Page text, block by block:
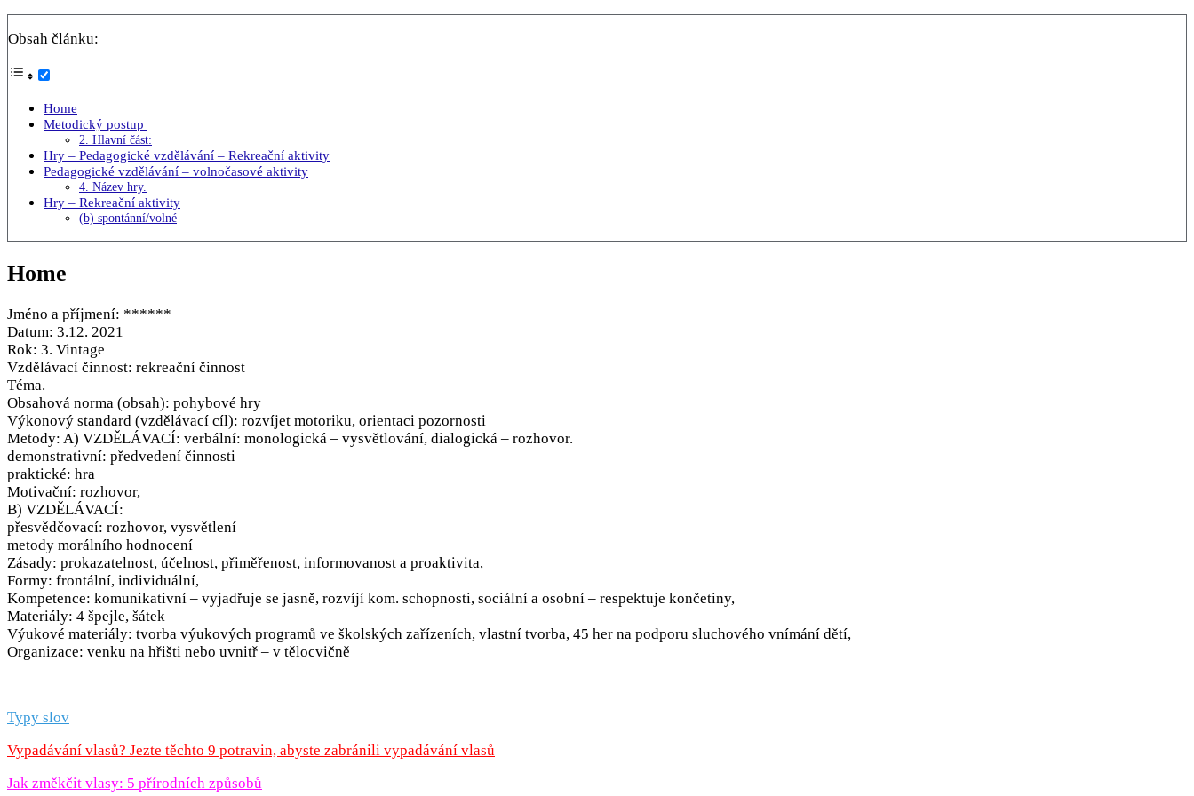
Obsah článku:
Home
Metodický postup
2. Hlavní část:
Hry – Pedagogické vzdělávání – Rekreační aktivity
Pedagogické vzdělávání – volnočasové aktivity
4. Název hry.
Hry – Rekreační aktivity
(b) spontánní/volné
Home
Jméno a příjmení: ******
Datum: 3.12. 2021
Rok: 3. Vintage
Vzdělávací činnost: rekreační činnost
Téma.
Obsahová norma (obsah): pohybové hry
Výkonový standard (vzdělávací cíl): rozvíjet motoriku, orientaci pozornosti
Metody: A) VZDĚLÁVACÍ: verbální: monologická – vysvětlování, dialogická – rozhovor.
demonstrativní: předvedení činnosti
praktické: hra
Motivační: rozhovor,
B) VZDĚLÁVACÍ:
přesvědčovací: rozhovor, vysvětlení
metody morálního hodnocení
Zásady: prokazatelnost, účelnost, přiměřenost, informovanost a proaktivita,
Formy: frontální, individuální,
Kompetence: komunikativní – vyjadřuje se jasně, rozvíjí kom. schopnosti, sociální a osobní – respektuje končetiny,
Materiály: 4 špejle, šátek
Výukové materiály: tvorba výukových programů ve školských zařízeních, vlastní tvorba, 45 her na podporu sluchového vnímání dětí,
Organizace: venku na hřišti nebo uvnitř – v tělocvičně
Typy slov
Vypadávání vlasů? Jezte těchto 9 potravin, abyste zabránili vypadávání vlasů
Jak změkčit vlasy: 5 přírodních způsobů